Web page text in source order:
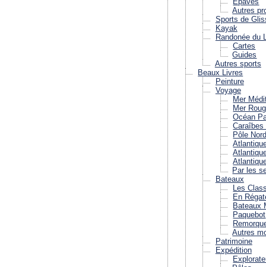
Autres
Sports de
Kayak
Randonée du
Cartes
Guides
Autres sports
Beaux Livres
Peinture
Voyage
Mer
Mer
Océan
Pôle
Par les
Bateaux
Les
En
Bateaux
Paquebot
Autres
Patrimoine
Expédition